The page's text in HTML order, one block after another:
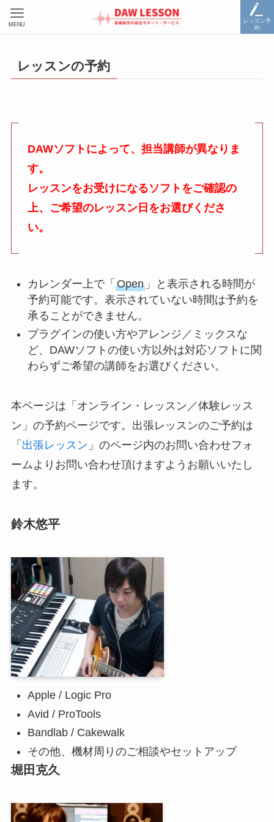
レッスン予
約
MENU
レッスンの予約
DAWソフトによって、担当講師が異なりま
す。
レッスンをお受けになるソフトをご確認の
上、ご希望のレッスン日をお選びくださ
い。
カレンダー上で「 Open」と表示される時間が
予約可能です。表示されていない時間は予約を
承ることができません。
プラグインの使い方やアレンジ／ミックスな
ど、DAWソフトの使い方以外は対応ソフトに関
わらずご希望の講師をお選びください。
本ページは「オンライン・レッスン／体験レッス
ン」の予約ページです。出張レッスンのご予約は
「 出張レッスン 」のページ内のお問い合わせフォ
ームよりお問い合わせ頂けますようお願いいたし
ます。
鈴木悠平
Apple / Logic Pro
Avid / ProTools
Bandlab / Cakewalk
その他、機材周りのご相談やセットアップ
堀田克久